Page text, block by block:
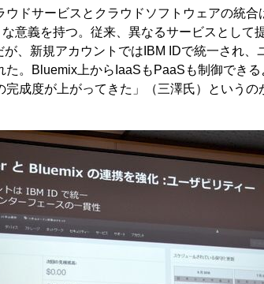
ドサービスとクラウドソフトウェアの統合
意義を持つ。従来、異なるサービスとして
、新規アカウントではIBM IDで統一され、
た。Bluemix上からIaaSもPaaSも制御できる
完成度が上がってきた」（三澤氏）というの